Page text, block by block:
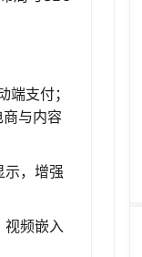
支付；
与内容
示，增强
视频嵌入